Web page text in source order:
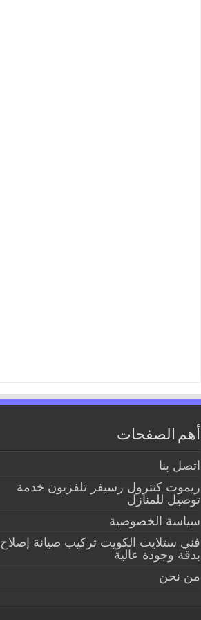
أهم الصفحات
اتصل بنا
ريموت كنترول رسيفر تلفزيون خدمة
توصيل للمنازل
سياسة الخصوصية
فني ستلايت الكويت تركيب صيانة إصلاح
بدقة وجودة عالية
من نحن